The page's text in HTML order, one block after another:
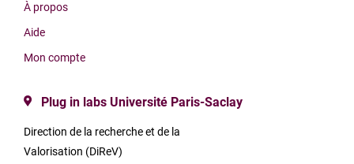
À propos
Aide
Mon compte
Plug in labs Université Paris-Saclay
Direction de la recherche et de la
Valorisation (DiReV)